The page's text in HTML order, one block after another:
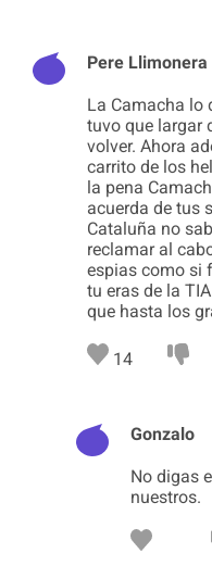
Pere Llimonera
La Camacha lo
tuvo que largar
volver. Ahora
carrito de los
la pena
acuerda de tus
Cataluña no
reclamar al
espias como si
tu eras de la
que hasta los
14
Gonzalo
No digas
nuestros.